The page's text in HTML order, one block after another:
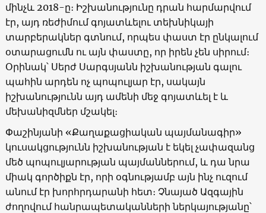
մինչև 2018-ը։ Իշխանությունը դրան հարմարվում
էր, այդ ռեժիմում գոյատևելու տեխնիկայի
տարբերակներ գտնում, որպես փաստ էր ընկալում
օտարացումն ու այն փաստը, որ իրեն չեն սիրում։
Օրինակ՝ Սերժ Սարգսյանն իշխանության գալու
պահին արդեն ոչ պոպուլյար էր, սակայն
իշխանությունն այդ ամենի մեջ գոյատևել է և
մեխանիզմներ մշակել։
Փաշինյանի «Քաղաքացիական պայմանագիր»
կուսակցությունն իշխանության է եկել չափազանց
մեծ պոպուլյարության պայմաններում, և դա նրա
միակ գործիքն էր, որի օգնությամբ այն ինչ ուզում
անում էր խորհրդարանի հետ։ Չնայած Ազգային
ժողովում հանրապետականների ներկայությանը՝